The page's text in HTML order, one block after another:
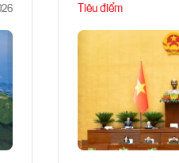
Tiêu điểm